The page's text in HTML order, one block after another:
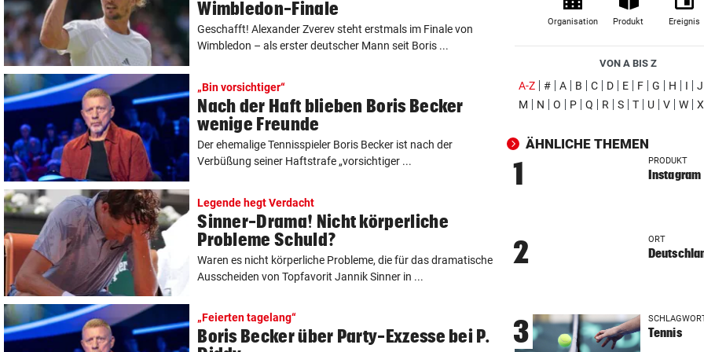
Wimbledon-Finale
Geschafft! Alexander Zverev steht erstmals im Finale von
Wimbledon – als erster deutscher Mann seit Boris ...
„Bin vorsichtiger“
Nach der Haft blieben Boris Becker
wenige Freunde
Der ehemalige Tennisspieler Boris Becker ist nach der
Verbüßung seiner Haftstrafe „vorsichtiger ...
Legende hegt Verdacht
Sinner-Drama! Nicht körperliche
Probleme Schuld?
Waren es nicht körperliche Probleme, die für das dramatische
Ausscheiden von Topfavorit Jannik Sinner in ...
„Feierten tagelang“
Boris Becker über Party-Exzesse bei P.
Diese Kühlschrank-Fehler
FAHNDUNGSERFOLG
Europaweit gesuchter
Österreicher (29) gefasst
VOM WINDE VERWEHT
Geldtransporter verliert
belebter Straße
Nur noch Skandale: Was ist
beim ORF?
Spukschloss seiner Oma!
Organisation Produkt Ereignis
VON A BIS Z
A-Z(ausgewählt)
# A B C D E F G H I J
M
N O P Q R S T U V W X
ÄHNLICHE THEMEN
1 PRODUKT
Instagram
2 ORT
3 Tennis